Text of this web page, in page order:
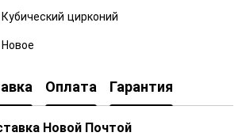
Кубический цирконий
Новое
Оплата Гарантия
Новой Почтой